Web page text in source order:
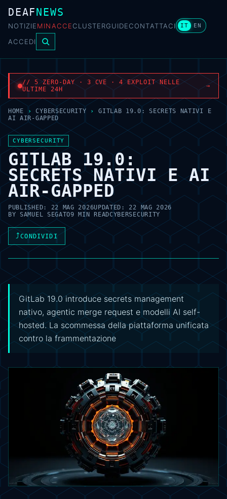
DEAFNEWS
NOTIZIEMINACCECLUSTERGUIDECONTATTACI IT EN
ACCEDI
// 5 ZERO-DAY · 3 CVE · 4 EXPLOIT NELLE
ULTIME 24H
→
HOME › CYBERSECURITY ›
GITLAB 19.0: SECRETS NATIVI E
AI AIR-GAPPED
CYBERSECURITY
GITLAB 19.0:
SECRETS NATIVI E AI
AIR-GAPPED
PUBLISHED: 22 MAG 2026UPDATED: 22 MAG 2026
BY SAMUEL SEGATO9 MIN READCYBERSECURITY
⤴CONDIVIDI
GitLab 19.0 introduce secrets management
nativo, agentic merge request e modelli AI self-
hosted. La scommessa della piattaforma unificata
contro la frammentazione